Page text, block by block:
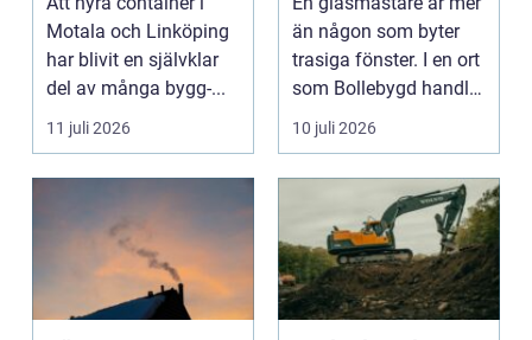
för projekt i alla
storlekar
Motala och Linköping
har blivit en självklar
del av många bygg-...
11 juli 2026
glaslösningar
än någon som byter
trasiga fönster. I en ort
som Bollebygd handlar
yrket lika ...
10 juli 2026